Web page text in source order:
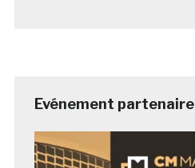
Evénement partenaire